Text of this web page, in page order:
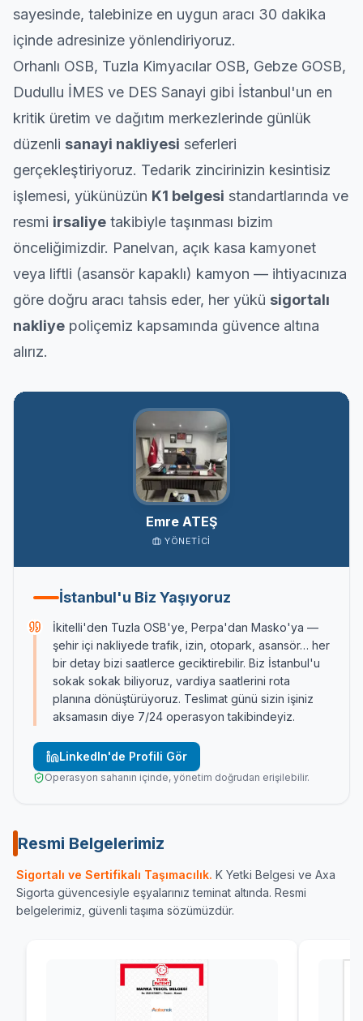
sayesinde, talebinize en uygun aracı 30 dakika
içinde adresinize yönlendiriyoruz.
Orhanlı OSB, Tuzla Kimyacılar OSB, Gebze GOSB,
Dudullu İMES ve DES Sanayi gibi İstanbul'un en
kritik üretim ve dağıtım merkezlerinde günlük
düzenli sanayi nakliyesi seferleri
gerçekleştiriyoruz. Tedarik zincirinizin kesintisiz
işlemesi, yükünüzün K1 belgesi standartlarında ve
resmi irsaliye takibiyle taşınması bizim
önceliğimizdir. Panelvan, açık kasa kamyonet
veya liftli (asansör kapaklı) kamyon — ihtiyacınıza
göre doğru aracı tahsis eder, her yükü sigortalı
nakliye poliçemiz kapsamında güvence altına
alırız.
Emre ATEŞ
YÖNETICI
İstanbul'u Biz Yaşıyoruz
İkitelli'den Tuzla OSB'ye, Perpa'dan Masko'ya —
şehir içi nakliyede trafik, izin, otopark, asansör… her
bir detay bizi saatlerce geciktirebilir. Biz İstanbul'u
sokak sokak biliyoruz, vardiya saatlerini rota
planına dönüştürüyoruz. Teslimat günü sizin işiniz
aksamasın diye 7/24 operasyon takibindeyiz.
LinkedIn'de Profili Gör
Operasyon sahanın içinde, yönetim doğrudan erişilebilir.
Resmi Belgelerimiz
Sigortalı ve Sertifikalı Taşımacılık. K Yetki Belgesi ve Axa
Sigorta güvencesiyle eşyalarınız teminat altında. Resmi
belgelerimiz, güvenli taşıma sözümüzdür.